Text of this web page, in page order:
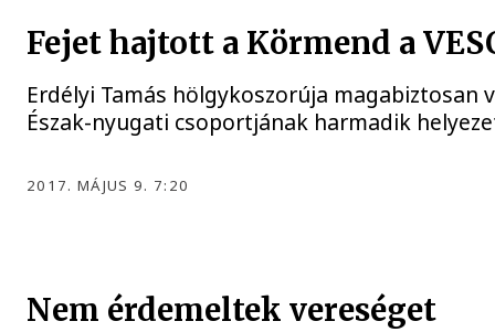
Fejet hajtott a Körmend a
Erdélyi Tamás hölgykoszorúja magabiztosan
Észak-nyugati csoportjának harmadik
2017. MÁJUS 9. 7:20
Nem érdemeltek vereséget